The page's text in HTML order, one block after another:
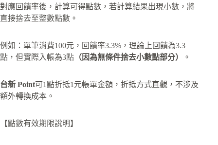
對應回饋率後，計算可得點數，若計算結果出現小數，將
直接捨去至整數點數。
例如：單筆消費100元，回饋率3.3%，理論上回饋為3.3
點，但實際入帳為3點 （因為無條件捨去小數點部分） 。
台新 Point可1點折抵1元帳單金額，折抵方式直觀，不涉及
額外轉換成本。
【點數有效期限說明】